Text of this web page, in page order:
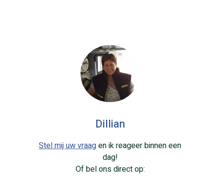
Dillian
Stel mij uw vraagen ik reageer binnen een
dag!
Of bel ons direct op: